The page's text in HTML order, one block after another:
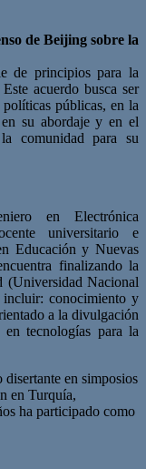
de Beijing sobre la
de principios para la
acuerdo busca ser
públicas, en la
su abordaje y en el
comunidad para su
en Electrónica
universitario e
Educación y Nuevas
finalizando la
(Universidad Nacional
conocimiento y
a la divulgación
tecnologías para la
en simposios
en Turquía,
ha participado como